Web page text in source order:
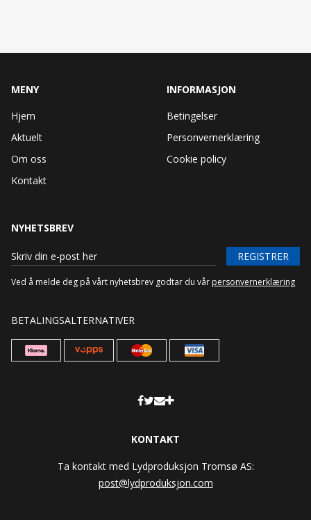
MENY
Hjem
Aktuelt
Om oss
Kontakt
INFORMASJON
Betingelser
Personvernerklæring
Cookie policy
NYHETSBREV
REGISTRER
Ved å melde deg på vårt nyhetsbrev godtar du vår personvernerklæring
BETALINGSALTERNATIVER
KONTAKT
Ta kontakt med Lydproduksjon Tromsø AS:
post@lydproduksjon.com